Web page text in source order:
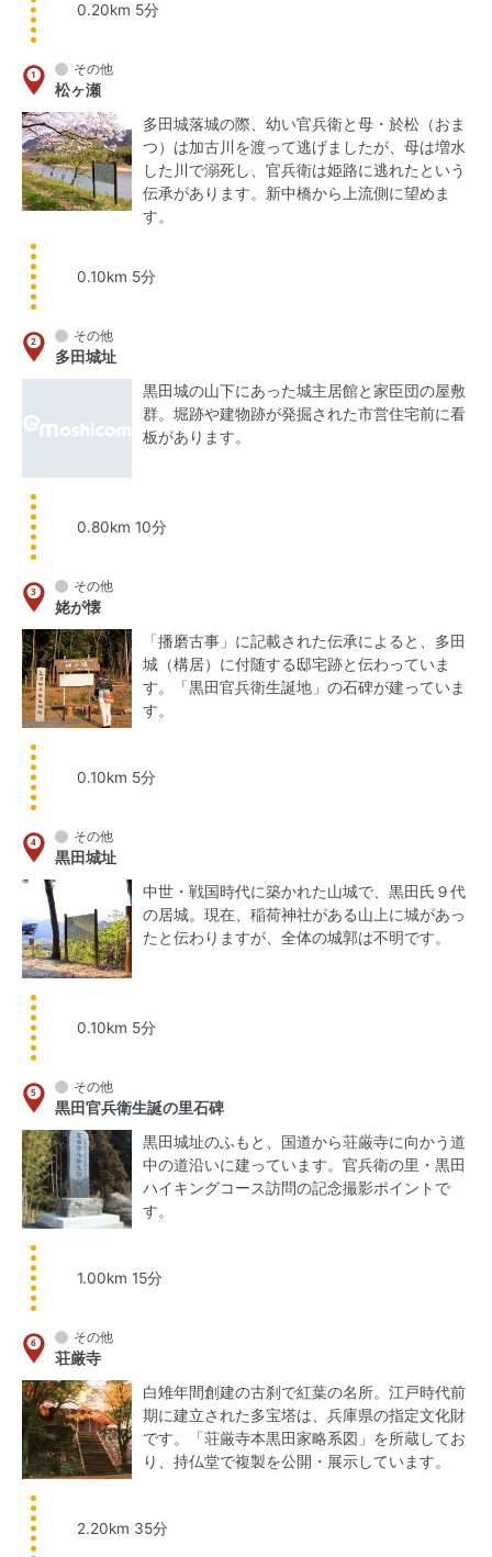
0.20km 5分
その他
松ヶ瀬
多田城落城の際、幼い官兵衛と母・於松（おま
つ）は加古川を渡って逃げましたが、母は増水
した川で溺死し、官兵衛は姫路に逃れたという
伝承があります。新中橋から上流側に望めま
す。
0.10km 5分
その他
多田城址
黒田城の山下にあった城主居館と家臣団の屋敷
群。堀跡や建物跡が発掘された市営住宅前に看
板があります。
0.80km 10分
その他
姥が懐
「播磨古事」に記載された伝承によると、多田
城（構居）に付随する邸宅跡と伝わっていま
す。「黒田官兵衛生誕地」の石碑が建っていま
す。
0.10km 5分
その他
黒田城址
中世・戦国時代に築かれた山城で、黒田氏９代
の居城。現在、稲荷神社がある山上に城があっ
たと伝わりますが、全体の城郭は不明です。
0.10km 5分
その他
黒田官兵衛生誕の里石碑
黒田城址のふもと、国道から荘厳寺に向かう道
中の道沿いに建っています。官兵衛の里・黒田
ハイキングコース訪問の記念撮影ポイントで
す。
1.00km 15分
その他
荘厳寺
白雉年間創建の古刹で紅葉の名所。江戸時代前
期に建立された多宝塔は、兵庫県の指定文化財
です。「荘厳寺本黒田家略系図」を所蔵してお
り、持仏堂で複製を公開・展示しています。
2.20km 35分